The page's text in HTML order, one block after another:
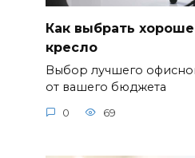
Как выбрать
кресло
Выбор лучшего
от вашего бюджета
0 69